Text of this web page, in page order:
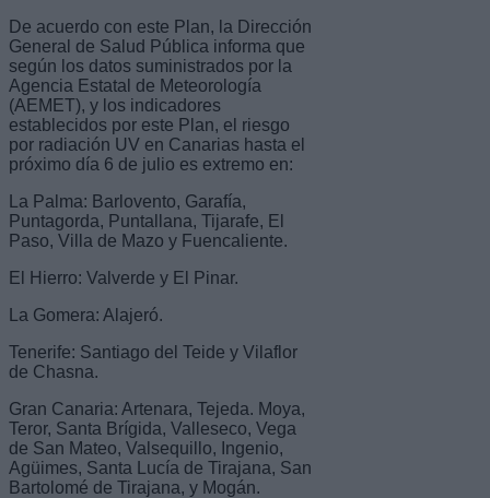
De acuerdo con este Plan, la Dirección
General de Salud Pública informa que
según los datos suministrados por la
Agencia Estatal de Meteorología
(AEMET), y los indicadores
establecidos por este Plan, el riesgo
por radiación UV en Canarias hasta el
próximo día 6 de julio es extremo en:
La Palma: Barlovento, Garafía,
Puntagorda, Puntallana, Tijarafe, El
Paso, Villa de Mazo y Fuencaliente.
El Hierro: Valverde y El Pinar.
La Gomera: Alajeró.
Tenerife: Santiago del Teide y Vilaflor
de Chasna.
Gran Canaria: Artenara, Tejeda. Moya,
Teror, Santa Brígida, Valleseco, Vega
de San Mateo, Valsequillo, Ingenio,
Agüimes, Santa Lucía de Tirajana, San
Bartolomé de Tirajana, y Mogán.